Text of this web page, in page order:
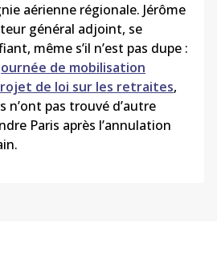
aérienne régionale. Jérôme
général adjoint, se
même s’il n’est pas dupe :
de mobilisation
de loi sur les retraites,
n’ont pas trouvé d’autre
Paris après l’annulation